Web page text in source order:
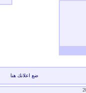
ضع اعلانك هنا